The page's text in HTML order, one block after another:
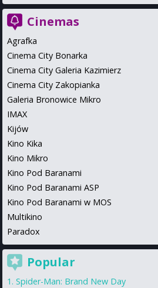
Cinemas
Agrafka
Cinema City Bonarka
Cinema City Galeria Kazimierz
Cinema City Zakopianka
Galeria Bronowice Mikro
IMAX
Kijów
Kino Kika
Kino Mikro
Kino Pod Baranami
Kino Pod Baranami ASP
Kino Pod Baranami w MOS
Multikino
Paradox
Popular
Spider-Man: Brand New Day